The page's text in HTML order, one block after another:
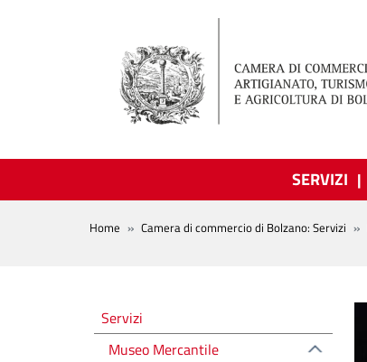
SERVIZI
BREADCRUMB
Home Camera di commercio di Bolzano: Servizi
Altre voci
Servizi
Museo Mercantile